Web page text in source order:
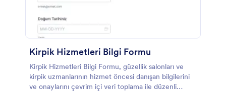
Kirpik Hizmetleri Bilgi Formu
Kirpik Hizmetleri Bilgi Formu, güzellik salonları ve
kirpik uzmanlarının hizmet öncesi danışan bilgilerini
ve onaylarını çevrim içi veri toplama ile düzenli